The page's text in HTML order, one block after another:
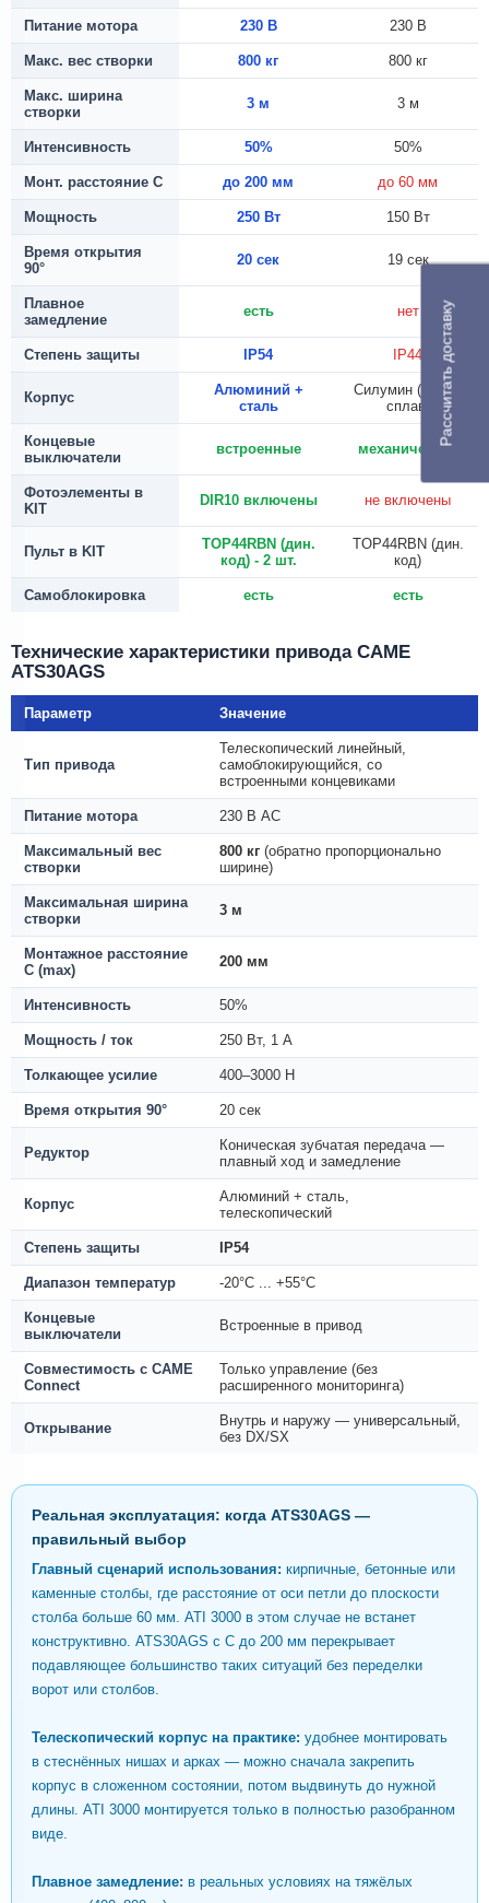
Питание мотора 230 В 230 В
Макс. вес створки 800 кг 800 кг
Макс. ширина
створки
3 м 3 м
Интенсивность 50% 50%
Монт. расстояние С до 200 мм до 60 мм
Мощность 250 Вт 150 Вт
Время открытия
90°
20 сек 19 сек
Плавное
замедление
есть нет
Степень защиты IP54 IP44
Корпус
Алюминий +
сталь
Силумин (алюм.
сплав)
Концевые
выключатели
встроенные механические
Фотоэлементы в
KIT
DIR10 включены не включены
Пульт в KIT
TOP44RBN (дин.
код) - 2 шт.
TOP44RBN (дин.
код)
Самоблокировка есть есть
Технические характеристики привода CAME
ATS30AGS
Параметр Значение
Тип привода
Телескопический линейный,
самоблокирующийся, со
встроенными концевиками
Питание мотора 230 В AC
Максимальный вес
створки
800 кг (обратно пропорционально
ширине)
Максимальная ширина
створки
3 м
Монтажное расстояние
С (max)
200 мм
Интенсивность 50%
Мощность / ток 250 Вт, 1 А
Толкающее усилие 400–3000 Н
Время открытия 90° 20 сек
Редуктор
Коническая зубчатая передача —
плавный ход и замедление
Корпус
Алюминий + сталь,
телескопический
Степень защиты IP54
Диапазон температур -20°C ... +55°C
Концевые
выключатели
Встроенные в привод
Совместимость с CAME
Connect
Только управление (без
расширенного мониторинга)
Открывание
Внутрь и наружу — универсальный,
без DX/SX
Реальная эксплуатация: когда ATS30AGS —
правильный выбор
Главный сценарий использования: кирпичные, бетонные или
каменные столбы, где расстояние от оси петли до плоскости
столба больше 60 мм. ATI 3000 в этом случае не встанет
конструктивно. ATS30AGS с С до 200 мм перекрывает
подавляющее большинство таких ситуаций без переделки
ворот или столбов.
Телескопический корпус на практике: удобнее монтировать
в стеснённых нишах и арках — можно сначала закрепить
корпус в сложенном состоянии, потом выдвинуть до нужной
длины. ATI 3000 монтируется только в полностью разобранном
виде.
Плавное замедление: в реальных условиях на тяжёлых
Рассчитать доставку